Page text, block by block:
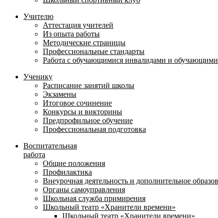
Учителю
Аттестация учителей
Из опыта работы
Методические страницы
Профессиональные стандарты
Работа с обучающимися инвалидами и
Ученику
Расписание занятий школы
Экзамены
Итоговое сочинение
Конкурсы и викторины
Предпрофильное обучение
Профессиональная подготовка
Воспитательная
работа
Общие положения
Профилактика
Внеурочная деятельность и дополнительное
Органы самоуправления
Школьная служба примирения
Школьный театр «Хранители времени»
Школьный театр «Хранители времени»